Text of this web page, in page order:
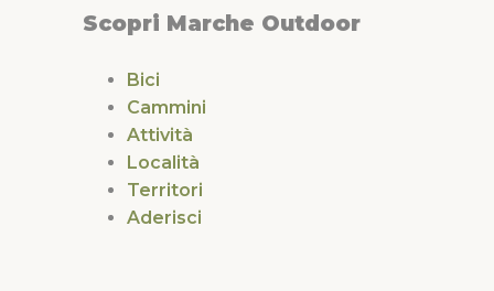
Scopri Marche Outdoor
Bici
Cammini
Attività
Località
Territori
Aderisci